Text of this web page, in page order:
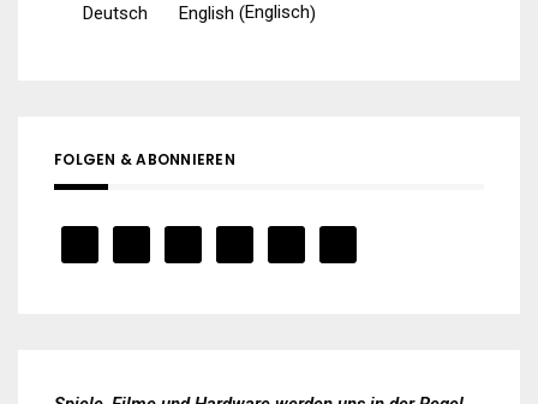
Deutsch English (Englisch)
FOLGEN & ABONNIEREN